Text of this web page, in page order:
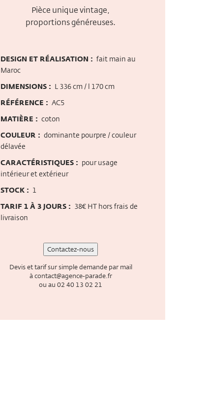
Pièce unique vintage,
proportions généreuses.
DESIGN ET RÉALISATION : fait main au
Maroc
DIMENSIONS : L 336 cm / l 170 cm
RÉFÉRENCE : AC5
MATIÈRE : coton
COULEUR : dominante pourpre / couleur
délavée
CARACTÉRISTIQUES : pour usage
intérieur et extérieur
STOCK : 1
TARIF 1 À 3 JOURS : 38€ HT hors frais de
livraison
Contactez-nous
Devis et tarif sur simple demande par mail
àcontact@agence-parade.fr
ou au02 40 13 02 21